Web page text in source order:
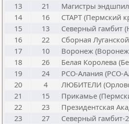
13
21
Магистры
14
16
СТАРТ (Пермский
15
13
Северный гамбит
16
22
Сборная
17
10
Воронеж
18
26
Белая Королева
19
24
РСО-Алания (РСО-
20
4
ЛЮБИТЕЛИ
21
15
Прикамье
22
23
Президентская
23
27
Северный гамбит-